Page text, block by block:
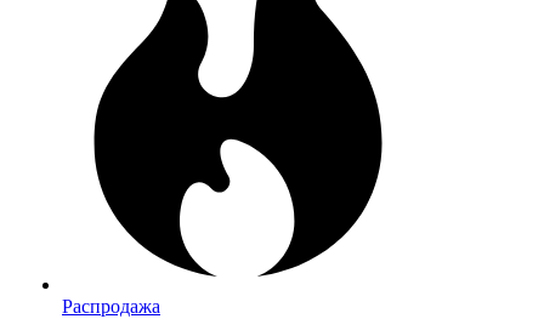
Распродажа